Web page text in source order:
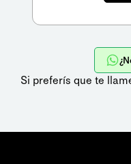
Si preferís que te